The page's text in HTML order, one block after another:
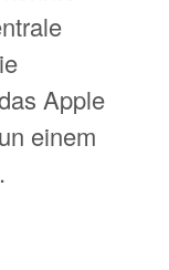
Apple
einem